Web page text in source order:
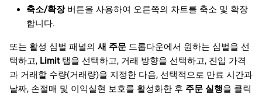
축소/확장버튼을 사용하여 오른쪽의 차트를 축소 및 확장
합니다.
또는 활성 심벌 패널의 새 주문 드롭다운에서 원하는 심벌을 선
택하고, Limit 탭을 선택하고, 거래 방향을 선택하고, 진입 가격
과 거래할 수량(거래량)을 지정한 다음, 선택적으로 만료 시간과
날짜, 손절매 및 이익실현 보호를 활성화한 후 주문 실행을 클릭